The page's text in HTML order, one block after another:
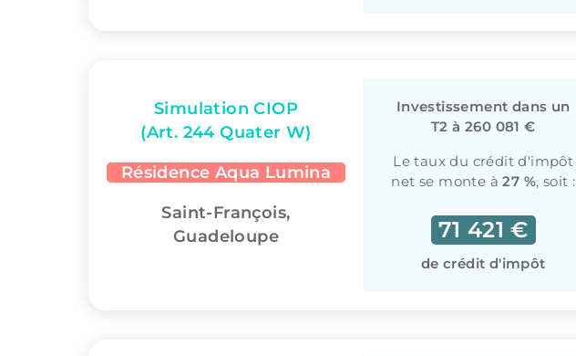
Simulation CIOP
(Art. 244 Quater W)
Résidence Aqua Lumina
Saint-François,
Guadeloupe
Investissement dans un
T2 à 260 081 €
Le taux du crédit d'impôt
net se monte à27 %, soit :
71 421 €
de crédit d'impôt